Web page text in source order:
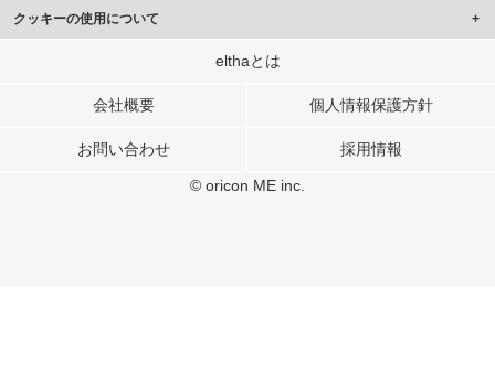
クッキーの使用について
このサイトでは Cookie を使用して、ユーザーに合わせたコンテンツや広告の
行っています。
メディアや広告配信、データ解析の各パートナーに提供しています。
elthaとは
会社概要 個人情報保護方針
お問い合わせ 採用情報
© oricon ME inc.